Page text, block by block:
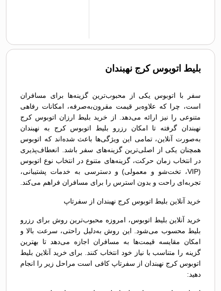
بلیط اتوبوس کرج نهبندان
سفر با اتوبوس یکی از محبوب‌ترین گزینه‌ها برای مسافران
است، چرا که علاوه‌بر قیمت مقرون‌به‌صرفه، امکانات رفاهی
متنوعی را نیز ارائه می‌دهد. از خرید بلیط ارزان اتوبوس کرج
نهبندان گرفته تا امکان رزرو بلیط اتوبوس کرج به نهبندان
به‌صورت آنلاین، تمامی این ویژگی‌ها باعث شده‌اند که اتوبوس
همچنان یکی از اصلی‌ترین گزینه‌های سفر باشد. انعطاف‌پذیری
در انتخاب زمان حرکت، گزینه‌های متنوع در انتخاب نوع اتوبوس
(VIP، تخت‌شو و معمولی) و دسترسی به خدمات پشتیبانی،
تجربه‌ای راحت و بدون استرس را برای مسافران فراهم می‌کند.
خرید آنلاین بلیط اتوبوس کرج نهبندان از سفرتاپ
خرید آنلاین بلیط اتوبوس، امروزه محبوب‌ترین روش برای رزرو
بلیط محسوب می‌شود. این روش به‌دلیل راحتی، سرعت بالا و
امکان مقایسه قیمت‌ها به مسافران اجازه می‌دهد تا بهترین
گزینه را متناسب با نیاز خود انتخاب کنند. برای خرید آنلاین بلیط
اتوبوس کرج نهبندان از سفرتاپ کافی است مراحل زیر را انجام
دهید: